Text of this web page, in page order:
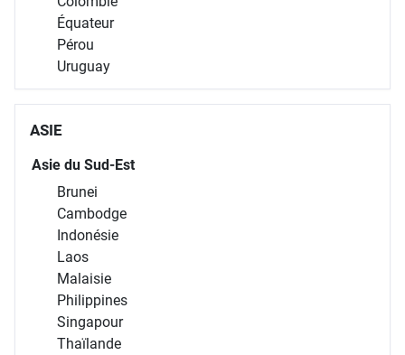
Équateur
Pérou
Uruguay
ASIE
Asie du Sud-Est
Brunei
Cambodge
Indonésie
Laos
Malaisie
Philippines
Singapour
Thaïlande